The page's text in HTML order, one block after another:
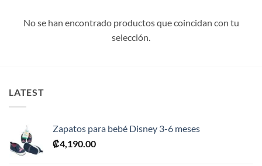
No se han encontrado productos que coincidan con tu
selección.
LATEST
Zapatos para bebé Disney 3-6 meses
₡4,190.00